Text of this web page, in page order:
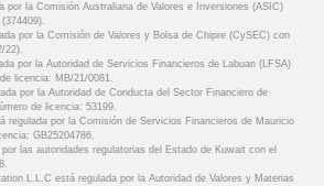
por la Comisión Australiana de Valores e Inversiones (ASIC)
por la Comisión de Valores y Bolsa de Chipre (CySEC) con
22).
por la Autoridad de Servicios Financieros de Labuan (LFSA)
licencia: MB/21/0081.
por la Autoridad de Conducta del Sector Financiero de
de licencia: 53199.
regulada por la Comisión de Servicios Financieros de Mauricio
GB25204786.
las autoridades regulatorias del Estado de Kuwait con el
L.L.C está regulada por la Autoridad de Valores y Materias